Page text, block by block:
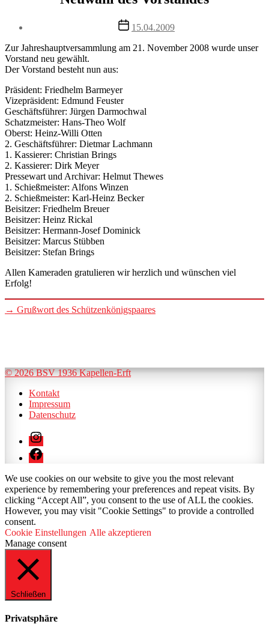
Post
date
15.04.2009
Zur Jahreshauptversammlung am 21. November 2008 wurde unser
Vorstand neu gewählt.
Der Vorstand besteht nun aus:
Präsident: Friedhelm Barmeyer
Vizepräsident: Edmund Feuster
Geschäftsführer: Jürgen Darmochwal
Schatzmeister: Hans-Theo Wolf
Oberst: Heinz-Willi Otten
2. Geschäftsführer: Dietmar Lachmann
1. Kassierer: Christian Brings
2. Kassierer: Dirk Meyer
Pressewart und Archivar: Helmut Thewes
1. Schießmeister: Alfons Winzen
2. Schießmeister: Karl-Heinz Becker
Beisitzer: Friedhelm Breuer
Beisitzer: Heinz Rickal
Beisitzer: Hermann-Josef Dominick
Beisitzer: Marcus Stübben
Beisitzer: Stefan Brings
Allen Kameraden gratulieren wir herzlich und wünschen viel
Erfolg!
→ Grußwort des Schützenkönigspaares
© 2026 BSV 1936 Kapellen-Erft
Kontakt
Impressum
Datenschutz
Instagram
Facebook
We use cookies on our website to give you the most relevant
experience by remembering your preferences and repeat visits. By
clicking “Accept All”, you consent to the use of ALL the cookies.
However, you may visit "Cookie Settings" to provide a controlled
consent.
Cookie Einstellungen Alle akzeptieren
Manage consent
Schließen
Privatsphäre